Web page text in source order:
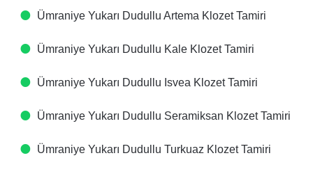
Ümraniye Yukarı Dudullu Artema Klozet Tamiri
Ümraniye Yukarı Dudullu Kale Klozet Tamiri
Ümraniye Yukarı Dudullu Isvea Klozet Tamiri
Ümraniye Yukarı Dudullu Seramiksan Klozet Tamiri
Ümraniye Yukarı Dudullu Turkuaz Klozet Tamiri